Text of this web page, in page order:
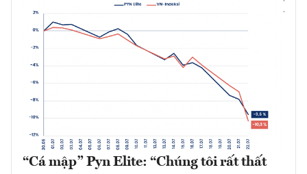
“Cá mập” Pyn Elite: “Chúng tôi rất thất